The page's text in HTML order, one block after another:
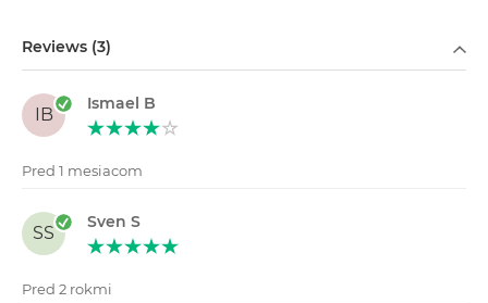
Reviews (3)
IB
Ismael B
Pred 1 mesiacom
SS
Sven S
Pred 2 rokmi